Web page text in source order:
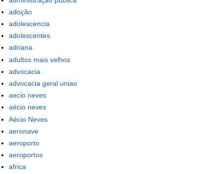
adoção
adolescencia
adolescentes
adriana
adultos mais velhos
advocacia
advocacia geral uniao
aecio neves
aécio neves
Aécio Neves
aeronave
aeroporto
aeroportos
africa